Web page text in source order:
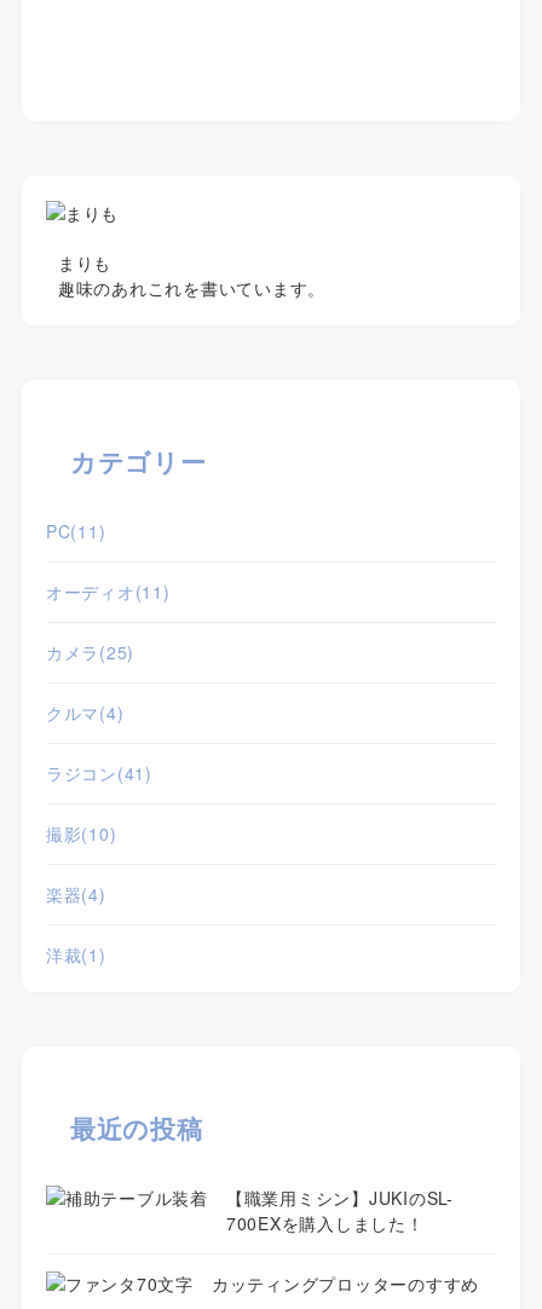
まりも
趣味のあれこれを書いています。
カテゴリー
PC(11)
オーディオ(11)
カメラ (25)
クルマ(4)
ラジコン(41)
撮影(10)
楽器(4)
洋裁(1)
最近の投稿
【職業用ミシン】JUKIのSL-
700EXを購入しました！
カッティングプロッターのすすめ